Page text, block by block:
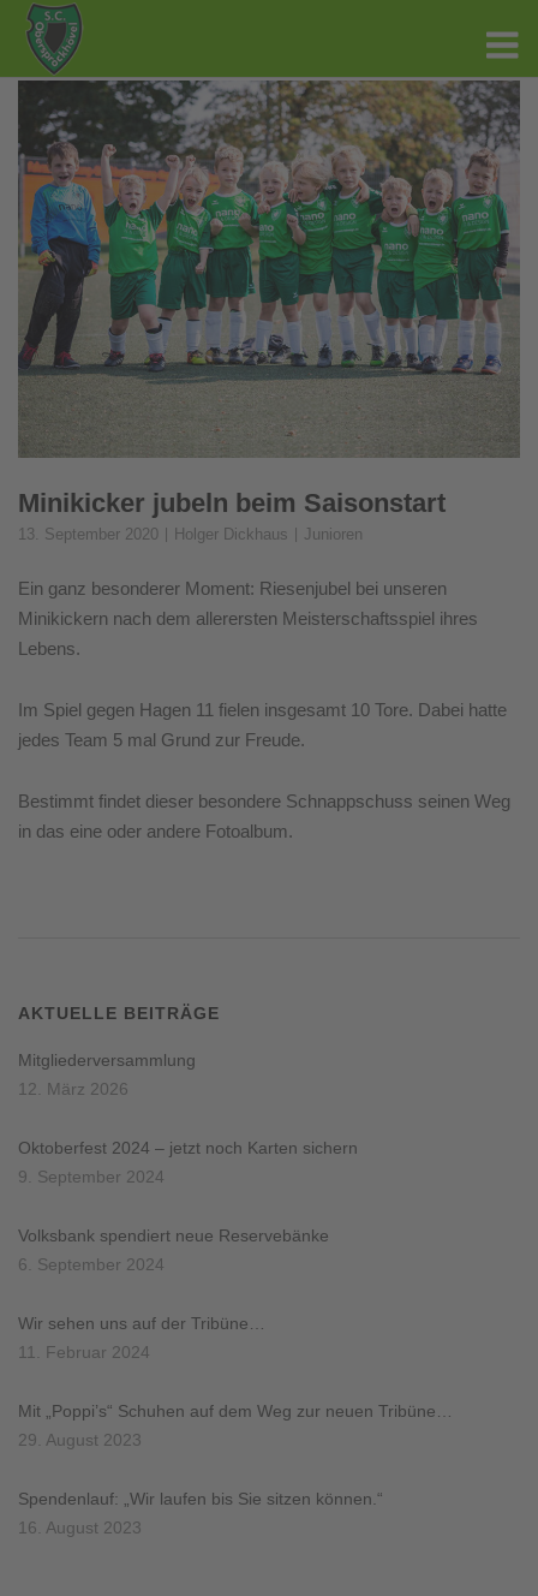
Minikicker jubeln beim Saisonstart
13. September 2020 Holger Dickhaus Junioren
Ein ganz besonderer Moment: Riesenjubel bei unseren
Minikickern nach dem allerersten Meisterschaftsspiel ihres
Lebens.
Im Spiel gegen Hagen 11 fielen insgesamt 10 Tore. Dabei hatte
jedes Team 5 mal Grund zur Freude.
Bestimmt findet dieser besondere Schnappschuss seinen Weg
in das eine oder andere Fotoalbum.
AKTUELLE BEITRÄGE
Mitgliederversammlung
12. März 2026
Oktoberfest 2024 – jetzt noch Karten sichern
9. September 2024
Volksbank spendiert neue Reservebänke
6. September 2024
Wir sehen uns auf der Tribüne…
11. Februar 2024
Mit „Poppi’s“ Schuhen auf dem Weg zur neuen Tribüne…
29. August 2023
Spendenlauf: „Wir laufen bis Sie sitzen können.“
16. August 2023